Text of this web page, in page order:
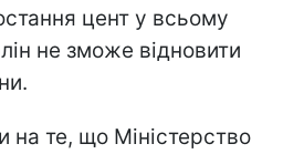
цент у всьому
не зможе відновити
те, що Міністерство